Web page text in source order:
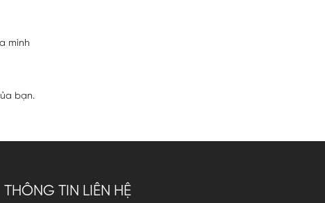
mình
bạn.
THÔNG TIN LIÊN HỆ